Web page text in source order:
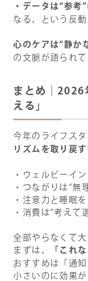
・データは“参考
なる、という反
心のケアは“静か
の文脈が語られて
まとめ｜2026
える」
今年のライフス
リズムを取り戻
・ウェルビーイ
・つながりは“無
・注意力と睡眠
・消費は“考えて
全部やらなくて大
まずは、
「これ
おすすめは「通
小さいのに効果が